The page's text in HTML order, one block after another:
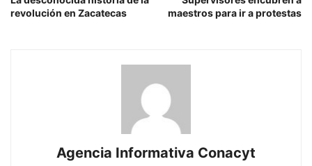
revolución en Zacatecas
maestros para ir a protestas
Agencia Informativa Conacyt